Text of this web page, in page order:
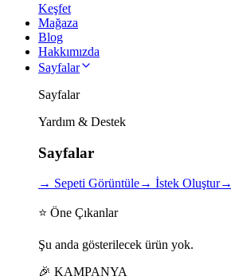
Keşfet
Mağaza
Blog
Hakkımızda
Sayfalar
Sayfalar
Yardım & Destek
Sayfalar
→ Sepeti Görüntüle→ İstek Oluştur→
⭐ Öne Çıkanlar
Şu anda gösterilecek ürün yok.
🎉 KAMPANYA